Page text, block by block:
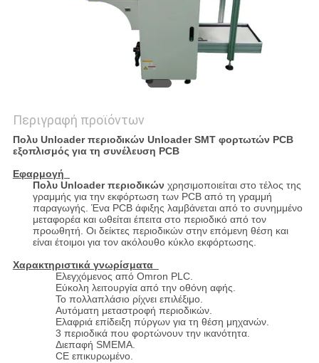
Περιγραφή προϊόντων
Πολυ Unloader περιοδικών Unloader SMT φορτωτών PCB
εξοπλισμός για τη συνέλευση PCB
Εφαρμογή
Πολυ Unloader περιοδικών χρησιμοποιείται στο τέλος της
γραμμής για την εκφόρτωση των PCB από τη γραμμή
παραγωγής. Ένα PCB άφιξης λαμβάνεται από το συνημμένο
μεταφορέα και ωθείται έπειτα στο περιοδικό από τον
προωθητή. Οι δείκτες περιοδικών στην επόμενη θέση και
είναι έτοιμοι για τον ακόλουθο κύκλο εκφόρτωσης.
Χαρακτηριστικά γνωρίσματα
Ελεγχόμενος από Omron PLC.
Εύκολη λειτουργία από την οθόνη αφής.
Το πολλαπλάσιο ρίχνει επιλέξιμο.
Αυτόματη μεταστροφή περιοδικών.
Ελαφριά επίδειξη πύργων για τη θέση μηχανών.
3 περιοδικά που φορτώνουν την ικανότητα.
Διεπαφή SMEMA.
CE επικυρωμένο.